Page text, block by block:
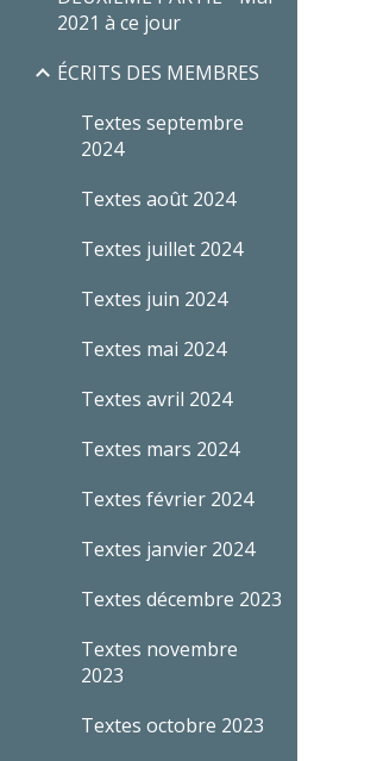
2021 à ce jour
ÉCRITS DES MEMBRES
Textes septembre
2024
Textes août 2024
Textes juillet 2024
Textes juin 2024
Textes mai 2024
Textes avril 2024
Textes mars 2024
Textes février 2024
Textes janvier 2024
Textes décembre 2023
Textes novembre
2023
Textes octobre 2023